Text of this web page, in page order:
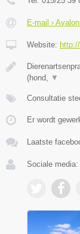
E-mail ›
Website:
(hond, ▼
Consultatie
Er wordt
Laatste
Sociale media: